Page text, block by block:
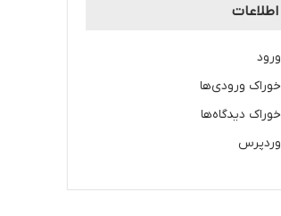
اطلاعات
ورود
خوراک ورودی‌ها
خوراک دیدگاه‌ها
وردپرس